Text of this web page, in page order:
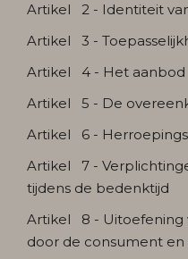
Artikel 2 - Identiteit
Artikel 3 -
Artikel 4 - Het aanbod
Artikel 5 - De
Artikel 6 -
Artikel 7 -
tijdens de bedenktijd
Artikel 8 - Uitoefening
door de consument en